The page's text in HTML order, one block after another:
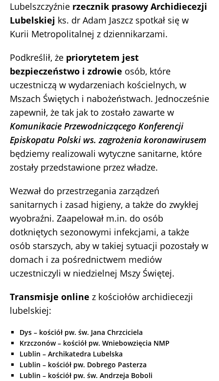
Lubelszczyźnie rzecznik prasowy Archidiecezji
Lubelskiej ks. dr Adam Jaszcz spotkał się w
Kurii Metropolitalnej z dziennikarzami.
Podkreślił, że priorytetem jest
bezpieczeństwo i zdrowie osób, które
uczestniczą w wydarzeniach kościelnych, w
Mszach Świętych i nabożeństwach. Jednocześnie
zapewnił, że tak jak to zostało zawarte w
Komunikacie Przewodniczącego Konferencji
Episkopatu Polski ws. zagrożenia koronawirusem
będziemy realizowali wytyczne sanitarne, które
zostały przedstawione przez władze.
Wezwał do przestrzegania zarządzeń
sanitarnych i zasad higieny, a także do zwykłej
wyobraźni. Zaapelował m.in. do osób
dotkniętych sezonowymi infekcjami, a także
osób starszych, aby w takiej sytuacji pozostały w
domach i za pośrednictwem mediów
uczestniczyli w niedzielnej Mszy Świętej.
Transmisje online z kościołów archidiecezji
lubelskiej:
Dys – kościół pw. św. Jana Chrzciciela
Krzczonów – kościół pw. Wniebowzięcia NMP
Lublin – Archikatedra Lubelska
Lublin – kościół pw. Dobrego Pasterza
Lublin – kościół pw. św. Andrzeja Boboli